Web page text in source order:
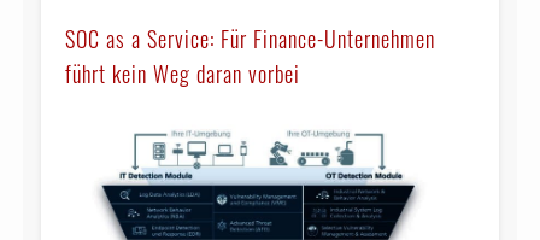
SOC as a Service: Für Finance-Unternehmen
führt kein Weg daran vorbei